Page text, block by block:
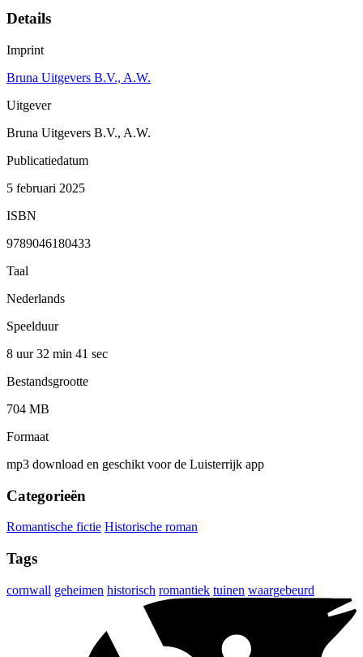
Details
Imprint
Bruna Uitgevers B.V., A.W.
Uitgever
Bruna Uitgevers B.V., A.W.
Publicatiedatum
5 februari 2025
ISBN
9789046180433
Taal
Nederlands
Speelduur
8 uur 32 min 41 sec
Bestandsgrootte
704 MB
Formaat
mp3 download en geschikt voor de Luisterrijk app
Categorieën
Romantische fictie Historische roman
Tags
cornwall geheimen historisch romantiek tuinen waargebeurd